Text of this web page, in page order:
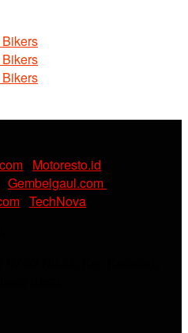
Motoresto.id
Gembelgaul.com
TechNova